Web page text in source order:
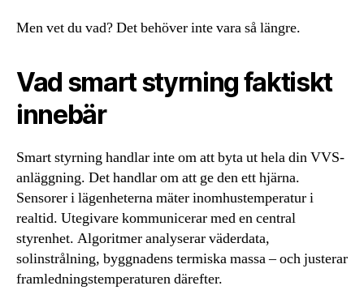
Men vet du vad? Det behöver inte vara så längre.
Vad smart styrning faktiskt
innebär
Smart styrning handlar inte om att byta ut hela din VVS-
anläggning. Det handlar om att ge den ett hjärna.
Sensorer i lägenheterna mäter inomhustemperatur i
realtid. Utegivare kommunicerar med en central
styrenhet. Algoritmer analyserar väderdata,
solinstrålning, byggnadens termiska massa – och justerar
framledningstemperaturen därefter.